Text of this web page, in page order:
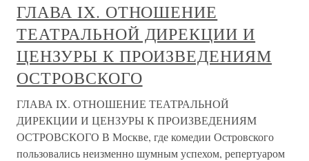
ГЛАВА IX. ОТНОШЕНИЕ
ТЕАТРАЛЬНОЙ ДИРЕКЦИИ И
ЦЕНЗУРЫ К ПРОИЗВЕДЕНИЯМ
ОСТРОВСКОГО
ГЛАВА IX. ОТНОШЕНИЕ ТЕАТРАЛЬНОЙ
ДИРЕКЦИИ И ЦЕНЗУРЫ К ПРОИЗВЕДЕНИЯМ
ОСТРОВСКОГО В Москве, где комедии Островского
пользовались неизменно шумным успехом, репертуаром